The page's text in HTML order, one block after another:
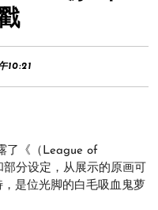
10:21
了《（League of
分设定，从展示的原画可
是位光脚的白毛吸血鬼萝